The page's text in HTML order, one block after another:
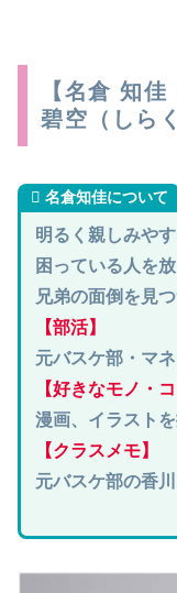
【名倉 知
碧空（しら
名倉知佳について
明るく親しみや
困っている人を
兄弟の面倒を見
【部活】
元バスケ部・マ
【好きなモノ・コ
漫画、イラスト
【クラスメモ】
元バスケ部の香